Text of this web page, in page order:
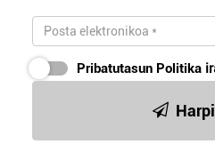
Pribatutasun Politika